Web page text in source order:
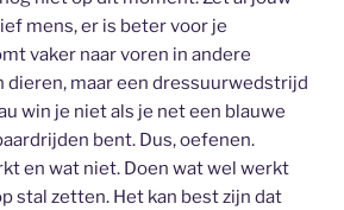
mens, er is beter voor je
vaker naar voren in andere
dieren, maar een dressuurwedstrijd
win je niet als je net een blauwe
bent. Dus, oefenen.
en wat niet. Doen wat wel werkt
stal zetten. Het kan best zijn dat